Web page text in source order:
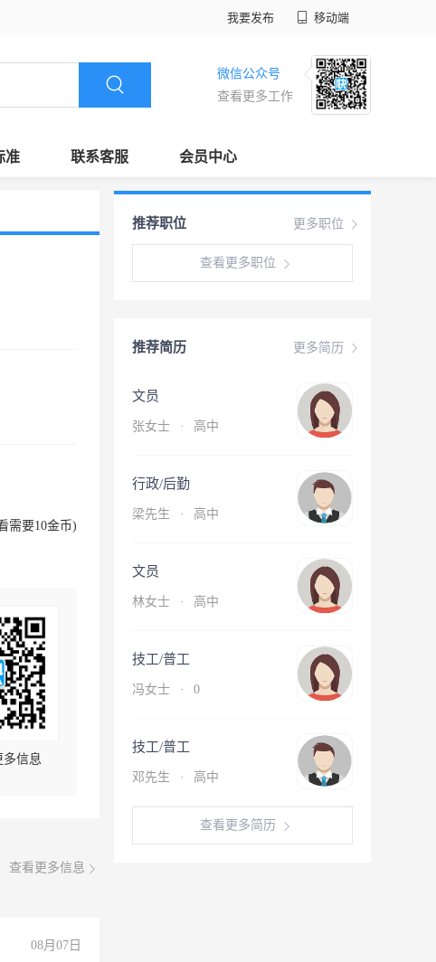
我要发布 移动端
微信公众号
查看更多工作
准 联系客服 会员中心
需要10金币)
多信息
查看更多信息
08月07日
更多职位
推荐职位
查看更多职位
更多简历
推荐简历
文员
张女士 · 高中
行政/后勤
梁先生 · 高中
文员
林女士 · 高中
技工/普工
冯女士 · 0
技工/普工
邓先生 · 高中
查看更多简历